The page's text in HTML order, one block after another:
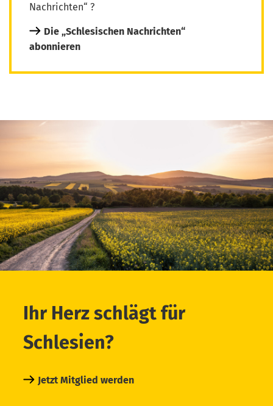
Nachrichten“ ?
Die „Schlesischen Nachrichten“
abonnieren
Ihr Herz schlägt für
Schlesien?
Jetzt Mitglied werden